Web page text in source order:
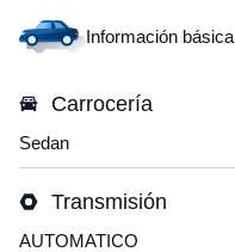
Información básica
Carrocería
Sedan
Transmisión
AUTOMATICO